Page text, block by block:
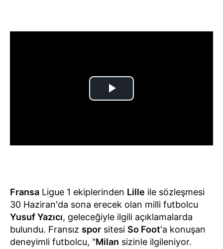
Fransa Ligue 1 ekiplerinden Lille ile sözleşmesi
30 Haziran'da sona erecek olan milli futbolcu
Yusuf Yazıcı, geleceğiyle ilgili açıklamalarda
bulundu. Fransız spor sitesi So Foot'a konuşan
deneyimli futbolcu, "Milan sizinle ilgileniyor.